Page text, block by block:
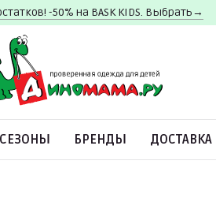
-50% на BASK KIDS. Выбрать→
СЕЗОНЫ БРЕНДЫ ДОСТАВКА